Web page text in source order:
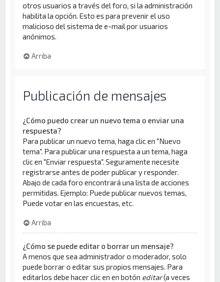
otros usuarios a través del foro, si la administración
habilita la opción. Esto es para prevenir el uso
malicioso del sistema de e-mail por usuarios
anónimos.
Arriba
Publicación de mensajes
¿Cómo puedo crear un nuevo tema o enviar una
respuesta?
Para publicar un nuevo tema, haga clic en "Nuevo
tema". Para publicar una respuesta a un tema, haga
clic en "Enviar respuesta". Seguramente necesite
registrarse antes de poder publicar y responder.
Abajo de cada foro encontrará una lista de acciones
permitidas. Ejemplo: Puede publicar nuevos temas,
Puede votar en las encuestas, etc.
Arriba
¿Cómo se puede editar o borrar un mensaje?
A menos que sea administrador o moderador, solo
puede borrar o editar sus propios mensajes. Para
editarlos debe hacer clic en en botón editar(a veces